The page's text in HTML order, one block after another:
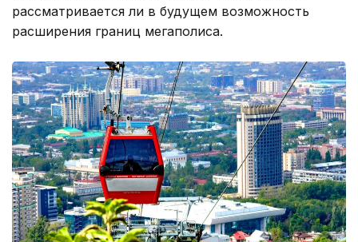
рассматривается ли в будущем возможность
расширения границ мегаполиса.